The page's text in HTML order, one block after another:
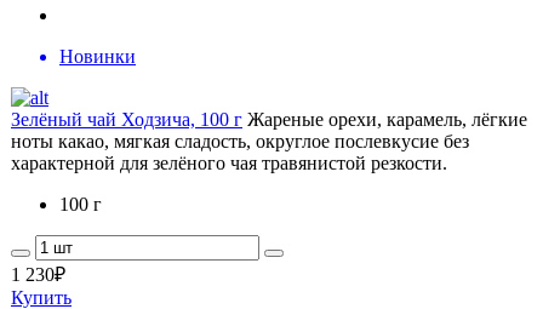
Новинки
Зелёный чай Ходзича, 100 г Жареные орехи, карамель, лёгкие
ноты какао, мягкая сладость, округлое послевкусие без
характерной для зелёного чая травянистой резкости.
100 г
1 230₽
Купить